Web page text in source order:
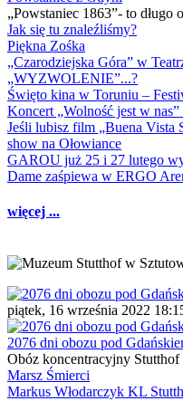
„Powstaniec 1863”- to
Jak się tu znaleźliśmy?
Piękna Zośka
„Czarodziejska Góra” w
„WYZWOLENIE”...?
Święto kina w Toruniu –
Koncert „Wolność jest w
Jeśli lubisz film „Buena Vista
show na Ołowiance
GAROU już 25 i 27 lutego
Dame zaśpiewa w ERGO
więcej ...
piątek, 16 września 2022
2076 dni obozu pod
Obóz koncentracyjny
Marsz Śmierci
Markus Włodarczyk KL